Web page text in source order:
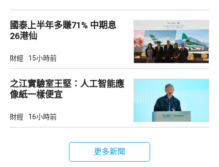
國泰上半年多賺71% 中期息
26港仙
財經 15小時前
之江實驗室王堅：人工智能應
像紙一樣便宜
財經 16小時前
更多新聞